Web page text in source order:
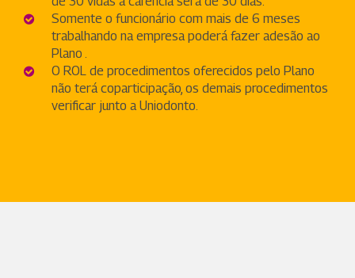
Somente o funcionário com mais de 6 meses
trabalhando na empresa poderá fazer adesão ao
Plano .
O ROL de procedimentos oferecidos pelo Plano
não terá coparticipação, os demais procedimentos
verificar junto a Uniodonto.